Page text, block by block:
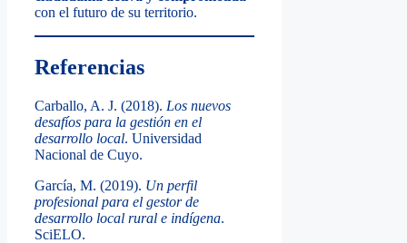
con el futuro de su territorio.
Referencias
Carballo, A. J. (2018). Los nuevos
desafíos para la gestión en el
desarrollo local. Universidad
Nacional de Cuyo.
García, M. (2019). Un perfil
profesional para el gestor de
desarrollo local rural e indígena.
SciELO.